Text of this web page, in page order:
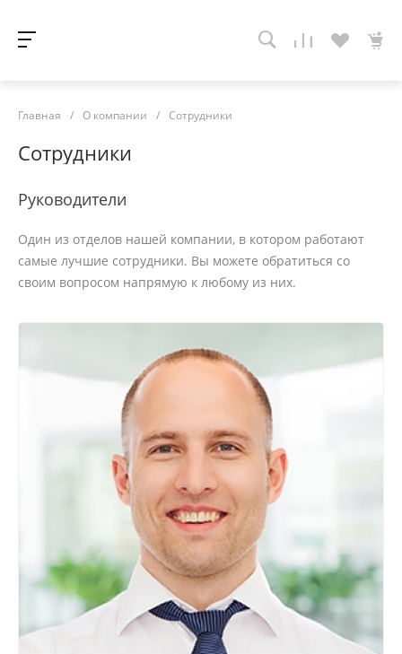
Главная / О компании / Сотрудники
Сотрудники
Руководители
Один из отделов нашей компании, в котором работают
самые лучшие сотрудники. Вы можете обратиться со
своим вопросом напрямую к любому из них.
+7 800 900-80-90